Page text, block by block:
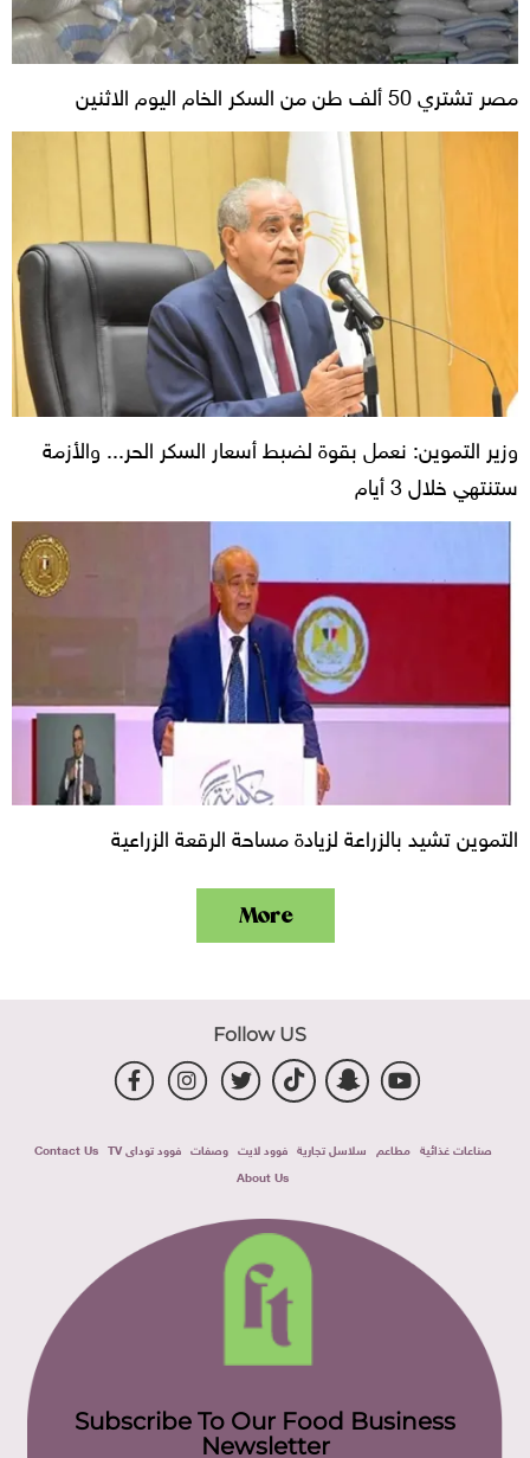
مصر تشتري 50 ألف طن من السكر الخام اليوم الاثنين
وزير التموين: نعمل بقوة لضبط أسعار السكر الحر... والأزمة
ستنتهي خلال 3 أيام
التموين تشيد بالزراعة لزيادة مساحة الرقعة الزراعية
More
Follow US
صناعات غذائية مطاعم سلاسل تجارية فوود لايت وصفات فوود توداى TV
Contact Us
About Us
Subscribe To Our Food Business
Newsletter